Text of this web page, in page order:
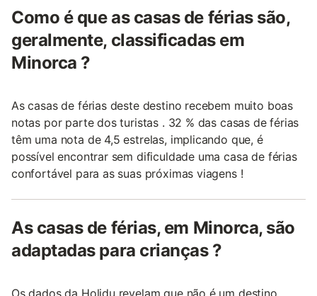
Como é que as casas de férias são,
geralmente, classificadas em
Minorca ?
As casas de férias deste destino recebem muito boas
notas por parte dos turistas . 32 % das casas de férias
têm uma nota de 4,5 estrelas, implicando que, é
possível encontrar sem dificuldade uma casa de férias
confortável para as suas próximas viagens !
As casas de férias, em Minorca, são
adaptadas para crianças ?